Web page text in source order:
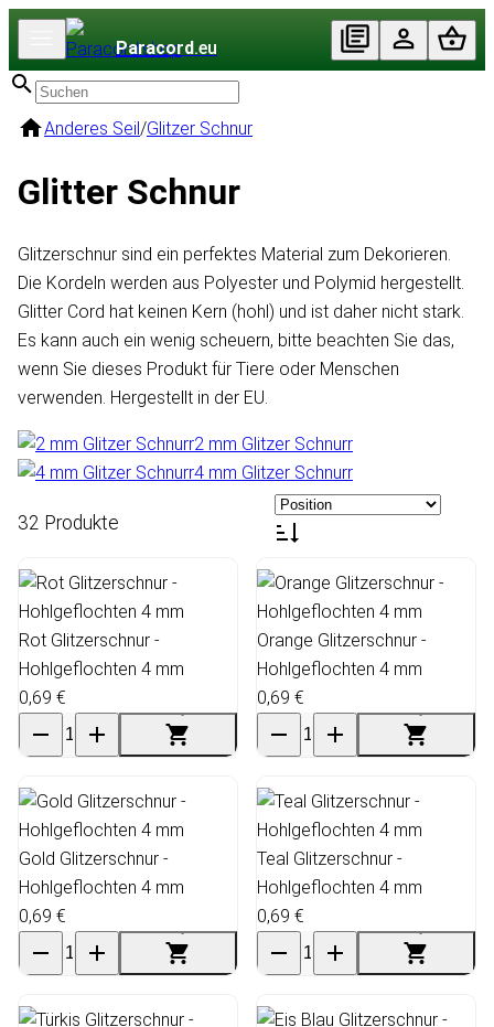
Paracord.eu
Anderes Seil/Glitzer Schnur
Glitter Schnur
Glitzerschnur sind ein perfektes Material zum Dekorieren.
Die Kordeln werden aus Polyester und Polymid hergestellt.
Glitter Cord hat keinen Kern (hohl) und ist daher nicht stark.
Es kann auch ein wenig scheuern, bitte beachten Sie das,
wenn Sie dieses Produkt für Tiere oder Menschen
verwenden. Hergestellt in der EU.
2 mm Glitzer Schnurr
4 mm Glitzer Schnurr
32 Produkte
Rot Glitzerschnur -
Hohlgeflochten 4 mm
0,69 €
Orange Glitzerschnur -
Hohlgeflochten 4 mm
0,69 €
Gold Glitzerschnur -
Hohlgeflochten 4 mm
0,69 €
Teal Glitzerschnur -
Hohlgeflochten 4 mm
0,69 €